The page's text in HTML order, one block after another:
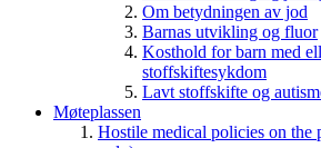
Om betydningen av jod
Barnas utvikling og fluor
Kosthold for barn med
stoffskiftesykdom
Lavt stoffskifte og
Møteplassen
Hostile medical policies on the